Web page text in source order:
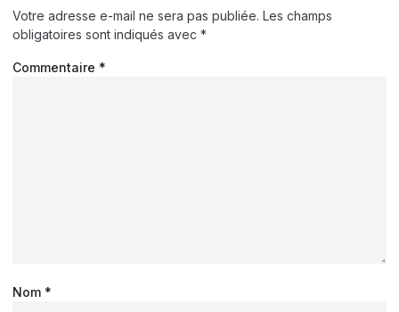
Votre adresse e-mail ne sera pas publiée. Les champs
obligatoires sont indiqués avec *
Commentaire *
Nom *